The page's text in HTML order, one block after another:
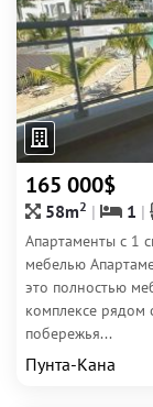
165 000$
58m2 1
Апартаменты с 1
мебелью
это полностью
комплексе рядом
побережья...
Пунта-Кана